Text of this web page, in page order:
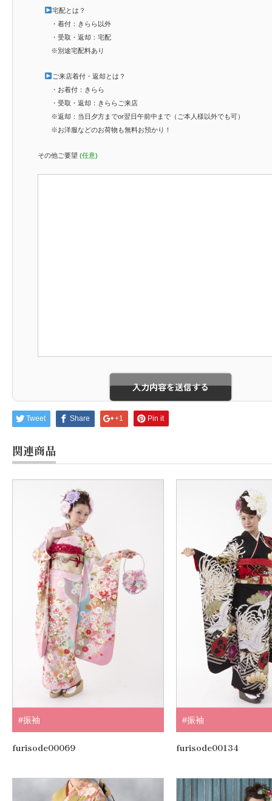
宅配とは？
・着付：きらら以外
・受取・返却：宅配
※別途宅配料あり
ご来店着付・返却とは？
・お着付：きらら
・受取・返却：きららご来店
※返却：当日夕方までor翌日午前中まで（ご本人様以外でも可）
※お洋服などのお荷物も無料お預かり！
その他ご要望 (任意)
Tweet Share +1 Pin it
関連商品
#振袖
furisode00069
#振袖
furisode00134